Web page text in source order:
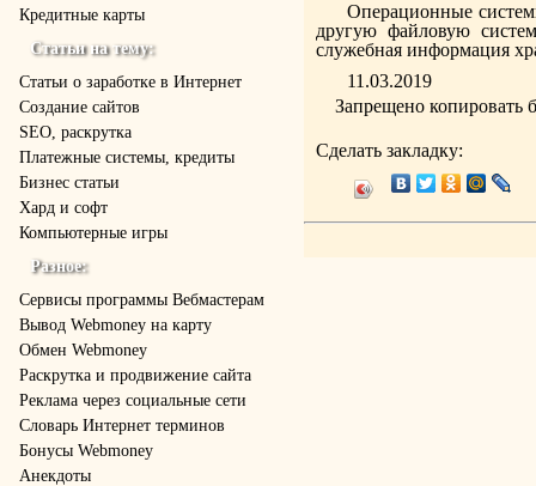
Кредитные карты
Статьи на тему:
Статьи о заработке в Интернет
Создание сайтов
SEO, раскрутка
Платежные системы, кредиты
Бизнес статьи
Хард и софт
Компьютерные игры
Разное:
Cервисы программы Вебмастерам
Вывод Webmoney на карту
Обмен Webmoney
Раскрутка и продвижение сайта
Реклама через социальные сети
Словарь Интернет терминов
Бонусы Webmoney
Анекдоты
Операционные
другую файловую
служебная информация
11.03.2019
Запрещено копировать
Сделать закладку: